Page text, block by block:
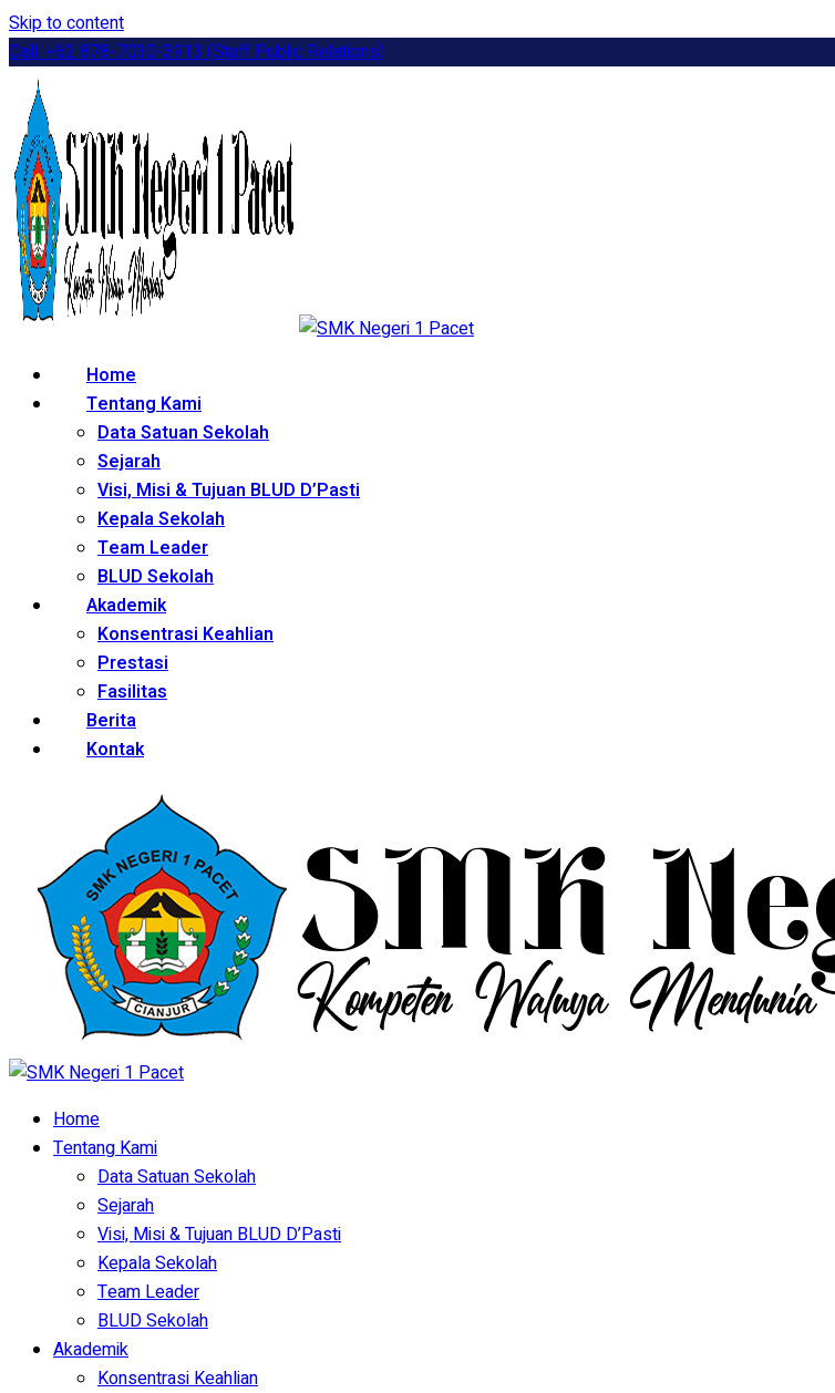
Skip to content
Call: +62 878-7030-3913 (Staff Public Relations)
Home
Tentang Kami
Data Satuan Sekolah
Sejarah
Visi, Misi & Tujuan BLUD D’Pasti
Kepala Sekolah
Team Leader
BLUD Sekolah
Akademik
Konsentrasi Keahlian
Prestasi
Fasilitas
Berita
Kontak
Home
Tentang Kami
Data Satuan Sekolah
Sejarah
Visi, Misi & Tujuan BLUD D’Pasti
Kepala Sekolah
Team Leader
BLUD Sekolah
Akademik
Konsentrasi Keahlian